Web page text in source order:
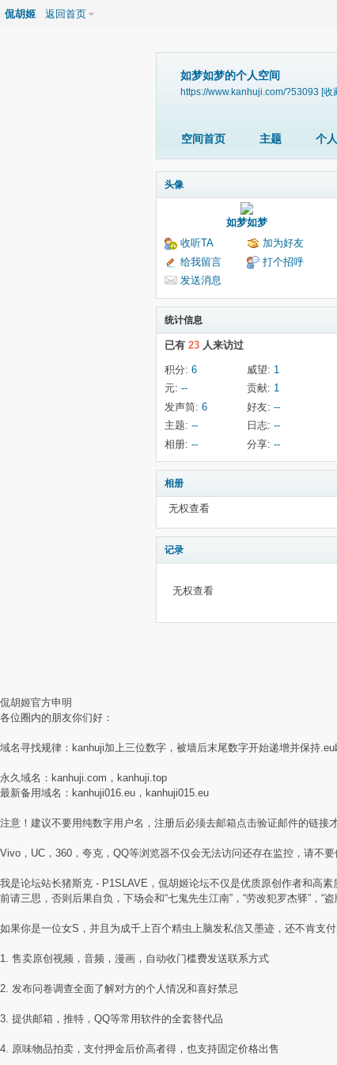
侃胡姬 返回首页
如梦如梦的个人空间
https://www.kanhuji.com/?53093 [收
空间首页 主题 个
头像
如梦如梦
收听TA
加为好友
给我留言
打个招呼
发送消息
统计信息
已有 23 人来访过
积分: 6 威望: 1
元: -- 贡献: 1
发声筒: 6 好友: --
主题: -- 日志: --
相册: -- 分享: --
相册
无权查看
记录
无权查看
侃胡姬官方申明
各位圈内的朋友你们好：
域名寻找规律：kanhuji加上三位数字，被墙后末尾数字开始递增并保持
永久域名：kanhuji.com，kanhuji.top
最新备用域名：kanhuji016.eu，kanhuji015.eu
注意！建议不要用纯数字用户名，注册后必须去邮箱点击验证邮件的链接
Vivo，UC，360，夸克，QQ等浏览器不仅会无法访问还存在监控，请不
我是论坛站长猪斯克 - P1SLAVE，侃胡姬论坛不仅是优质原创作者和高
前请三思，否则后果自负，下场会和“七鬼先生江南”，“劳改犯罗杰驿”，“
如果你是一位女S，并且为成千上百个精虫上脑发私信又墨迹，还不肯支
1. 售卖原创视频，音频，漫画，自动收门槛费发送联系方式
2. 发布问卷调查全面了解对方的个人情况和喜好禁忌
3. 提供邮箱，推特，QQ等常用软件的全套替代品
4. 原味物品拍卖，支付押金后价高者得，也支持固定价格出售